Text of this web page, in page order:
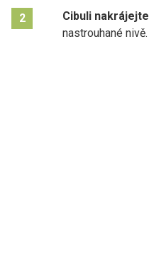
2 Cibuli nakrájejte
nastrouhané nivě.